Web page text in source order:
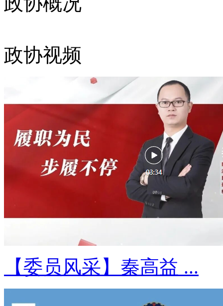
政协视频
【委员风采】秦高益 ...